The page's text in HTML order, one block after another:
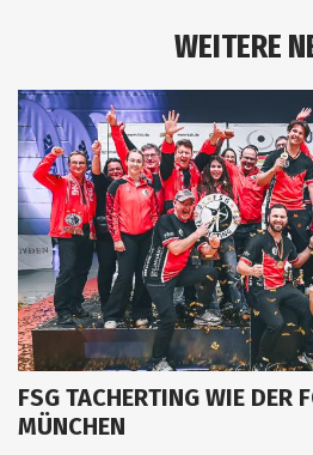
WEITERE
FSG TACHERTING WIE DER
MÜNCHEN